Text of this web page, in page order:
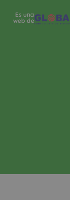
Es una
web de